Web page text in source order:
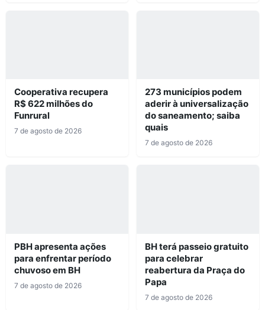
Cooperativa recupera
R$ 622 milhões do
Funrural
7 de agosto de 2026
273 municípios podem
aderir à universalização
do saneamento; saiba
quais
7 de agosto de 2026
PBH apresenta ações
para enfrentar período
chuvoso em BH
7 de agosto de 2026
BH terá passeio gratuito
para celebrar
reabertura da Praça do
Papa
7 de agosto de 2026